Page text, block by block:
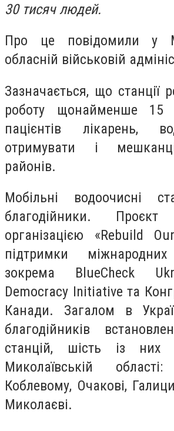
30 тисяч людей.
Про це повідомили у
обласній військовій
Зазначається, що станції
роботу щонайменше 15
пацієнтів лікарень,
отримувати і
районів.
Мобільні водоочисні
благодійники. Проєкт
організацією «Rebuild
підтримки міжнародних
зокрема BlueCheck
Democracy Initiative та
Канади. Загалом в
благодійників
станцій, шість із
Миколаївській
Коблевому, Очакові,
Миколаєві.